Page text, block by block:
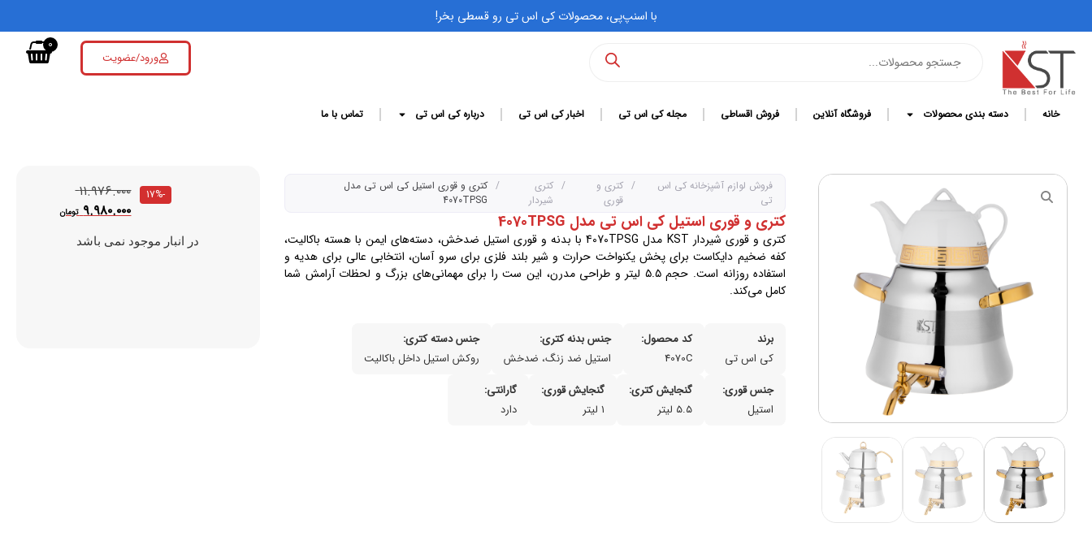
با اسنپ‌پی، محصولات کی اس تی رو قسطی بخر!
ورود/عضویت
0
خانه دسته بندی محصولات فروشگاه آنلاین فروش اقساطی مجله کی اس تی اخبار کی اس تی درباره کی اس تی تماس با ما
فروش لوازم آشپزخانه کی اس
تی
/ کتری و
قوری
/ کتری
شیردار
/ کتری و قوری استیل کی اس تی مدل
4070TPSG
کتری و قوری استیل کی اس تی مدل 4070TPSG
کتری و قوری شیر‌دار KST مدل 4070TPSG با بدنه و قوری استیل ضدخش، دسته‌های ایمن با هسته باکالیت،
کفه ضخیم دایکاست برای پخش یکنواخت حرارت و شیر بلند فلزی برای سرو آسان، انتخابی عالی برای هدیه و
استفاده روزانه است. حجم ۵.۵ لیتر و طراحی مدرن، این ست را برای مهمانی‌های بزرگ و لحظات آرامش شما
کامل می‌کند.
برند
کی اس تی
کد محصول:
4070C
جنس بدنه کتری:
استیل ضد زنگ، ضدخش
جنس دسته کتری:
روکش استیل داخل باکالیت
جنس قوری:
استیل
گنجایش کتری:
۵.۵ لیتر
گنجایش قوری:
۱ لیتر
گارانتی:
دارد
۱۱.۹۷۶.۰۰۰
۹.۹۸۰.۰۰۰ تومان
-17%
در انبار موجود نمی باشد